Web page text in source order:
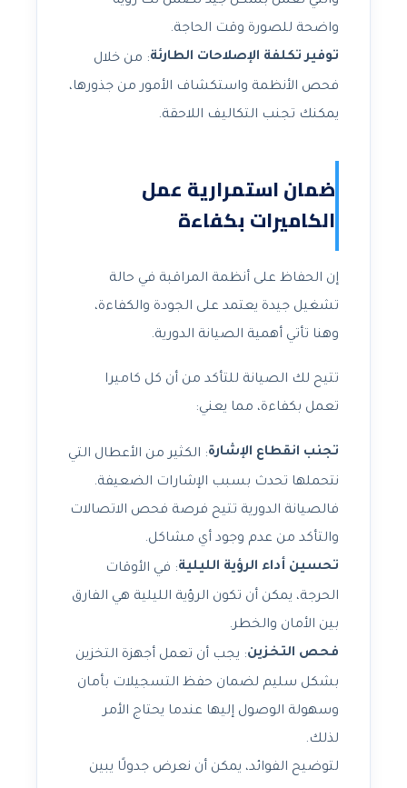
واضحة للصورة وقت الحاجة.
توفير تكلفة الإصلاحات الطارئة: من خلال
فحص الأنظمة واستكشاف الأمور من جذورها،
يمكنك تجنب التكاليف اللاحقة.
ضمان استمرارية عمل
الكاميرات بكفاءة
إن الحفاظ على أنظمة المراقبة في حالة
تشغيل جيدة يعتمد على الجودة والكفاءة،
وهنا تأتي أهمية الصيانة الدورية.
تتيح لك الصيانة للتأكد من أن كل كاميرا
تعمل بكفاءة، مما يعني:
تجنب انقطاع الإشارة: الكثير من الأعطال التي
نتحملها تحدث بسبب الإشارات الضعيفة.
فالصيانة الدورية تتيح فرصة فحص الاتصالات
والتأكد من عدم وجود أي مشاكل.
تحسين أداء الرؤية الليلية: في الأوقات
الحرجة، يمكن أن تكون الرؤية الليلية هي الفارق
بين الأمان والخطر.
فحص التخزين: يجب أن تعمل أجهزة التخزين
بشكل سليم لضمان حفظ التسجيلات بأمان
وسهولة الوصول إليها عندما يحتاج الأمر
لذلك.
لتوضيح الفوائد، يمكن أن نعرض جدولًا يبين